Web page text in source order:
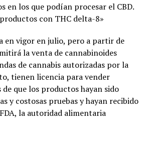
en los que podían procesar el CBD.
con THC delta-8»
en vigor en julio, pero a partir de
la venta de cannabinoides
de cannabis autorizadas por la
tienen licencia para vender
de que los productos hayan sido
y costosas pruebas y hayan recibido
la autoridad alimentaria